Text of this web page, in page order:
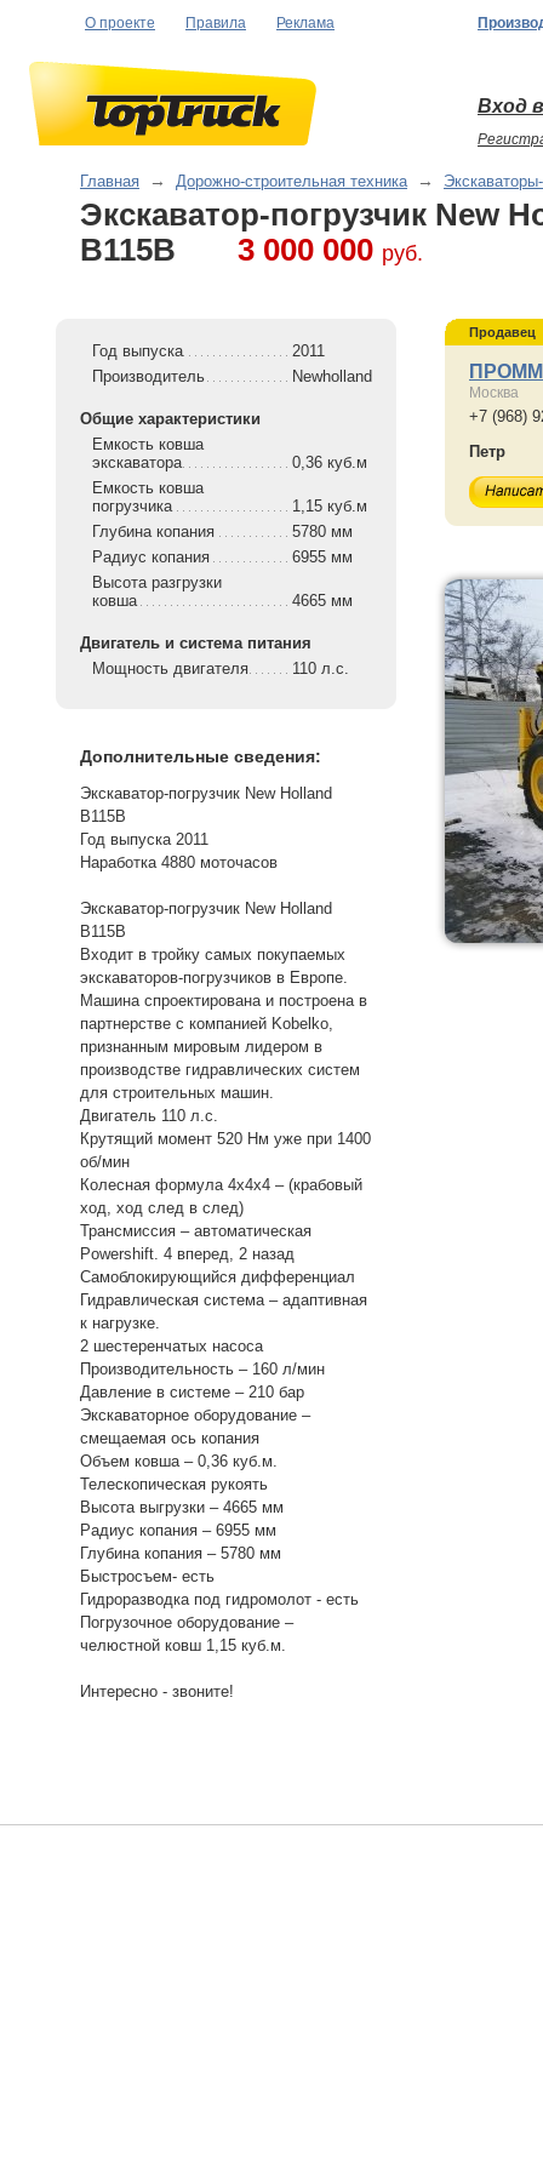
О проекте Правила Реклама
Вход
Главная → Дорожно-строительная техника →
Экскаватор-погрузчик New
B115B
3 000 000 руб.
Год выпуска
2011
Производитель
Newholland
Общие характеристики
Емкость ковша
экскаватора
0,36 куб.м
Емкость ковша
погрузчика
1,15 куб.м
Глубина копания
5780 мм
Радиус копания
6955 мм
Высота разгрузки
ковша
4665 мм
Двигатель и система питания
Мощность двигателя
110 л.с.
Дополнительные сведения:
Экскаватор-погрузчик New Holland
B115B
Год выпуска 2011
Наработка 4880 моточасов
Экскаватор-погрузчик New Holland
B115B
Входит в тройку самых покупаемых
экскаваторов-погрузчиков в Европе.
Машина спроектирована и построена в
партнерстве с компанией Kobelko,
признанным мировым лидером в
производстве гидравлических систем
для строительных машин.
Двигатель 110 л.с.
Крутящий момент 520 Нм уже при 1400
об/мин
Колесная формула 4х4х4 – (крабовый
ход, ход след в след)
Трансмиссия – автоматическая
Powershift. 4 вперед, 2 назад
Самоблокирующийся дифференциал
Гидравлическая система – адаптивная
к нагрузке.
2 шестеренчатых насоса
Производительность – 160 л/мин
Давление в системе – 210 бар
Экскаваторное оборудование –
смещаемая ось копания
Объем ковша – 0,36 куб.м.
Телескопическая рукоять
Высота выгрузки – 4665 мм
Радиус копания – 6955 мм
Глубина копания – 5780 мм
Быстросъем- есть
Гидроразводка под гидромолот - есть
Погрузочное оборудование –
челюстной ковш 1,15 куб.м.
Интересно - звоните!
Продавец
Москва
+7 (968)
Петр